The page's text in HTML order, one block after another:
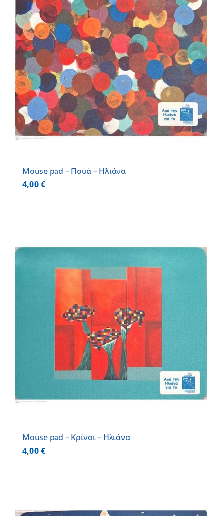
Mouse pad – Πουά – Ηλιάνα
4,00€
Mouse pad – Κρίνοι – Ηλιάνα
4,00€